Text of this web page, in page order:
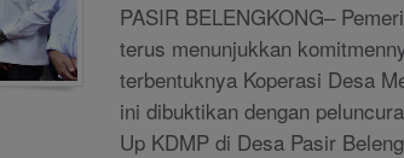
PASIR BELENGKONG–
terus menunjukkan
terbentuknya Koperasi Desa
ini dibuktikan dengan
Up KDMP di Desa Pasir